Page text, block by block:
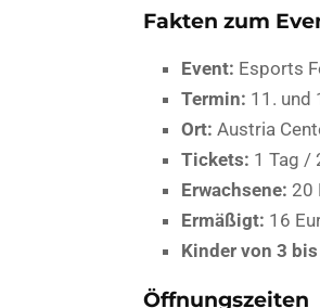
Fakten zum
Event: Esports
Termin: 11. und
Ort: Austria
Tickets: 1 Tag /
Erwachsene: 20
Ermäßigt: 16
Kinder von 3
Öffnungszeiten